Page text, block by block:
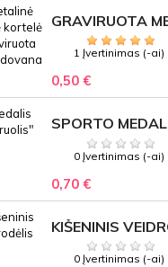
1 Įvertinimas (-ai)
0,50 €
0 Įvertinimas (-ai)
0,70 €
0 Įvertinimas (-ai)